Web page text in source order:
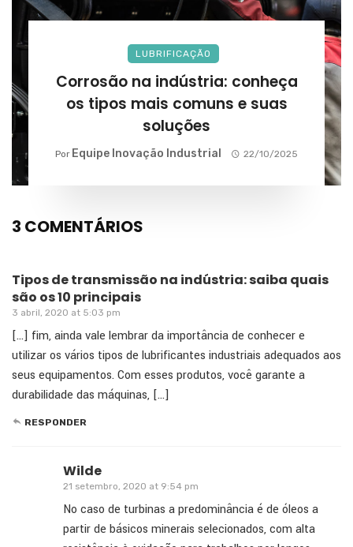
LUBRIFICAÇÃO
Corrosão na indústria: conheça
os tipos mais comuns e suas
soluções
Por Equipe Inovação Industrial 22/10/2025
3 COMENTÁRIOS
Tipos de transmissão na indústria: saiba quais
são os 10 principais
3 abril, 2020 at 5:03 pm
[…] fim, ainda vale lembrar da importância de conhecer e
utilizar os vários tipos de lubrificantes industriais adequados aos
seus equipamentos. Com esses produtos, você garante a
durabilidade das máquinas, […]
RESPONDER
Wilde
21 setembro, 2020 at 9:54 pm
No caso de turbinas a predominância é de óleos a
partir de básicos minerais selecionados, com alta